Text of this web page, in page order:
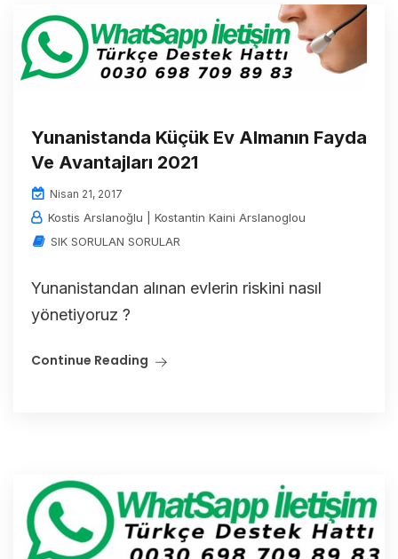
Yunanistanda Küçük Ev Almanın Fayda
Ve Avantajları 2021
Nisan 21, 2017
Kostis Arslanoğlu | Kostantin Kaini Arslanoglou
SIK SORULAN SORULAR
Yunanistandan alınan evlerin riskini nasıl
yönetiyoruz ?
Continue Reading